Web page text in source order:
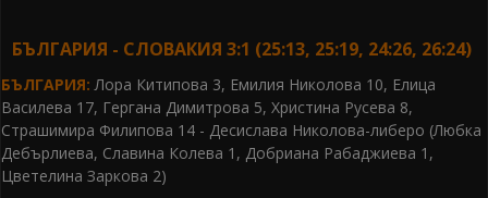
БЪЛГАРИЯ - СЛОВАКИЯ 3:1 (25:13, 25:19, 24:26, 26:24)
БЪЛГАРИЯ:Лора Китипова 3, Емилия Николова 10, Елица
Василева 17, Гергана Димитрова 5, Христина Русева 8,
Страшимира Филипова 14 - Десислава Николова-либеро (Любка
Дебърлиева, Славина Колева 1, Добриана Рабаджиева 1,
Цветелина Заркова 2)